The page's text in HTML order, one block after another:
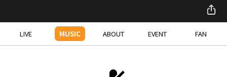
LIVE MUSIC ABOUT EVENT FAN